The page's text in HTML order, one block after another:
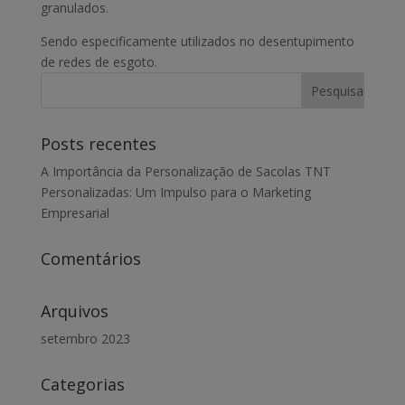
granulados.
Sendo especificamente utilizados no desentupimento
de redes de esgoto.
Posts recentes
A Importância da Personalização de Sacolas TNT
Personalizadas: Um Impulso para o Marketing
Empresarial
Comentários
Arquivos
setembro 2023
Categorias